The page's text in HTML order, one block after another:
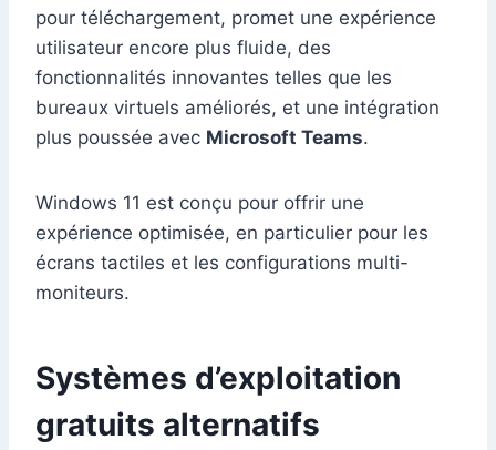
pour téléchargement, promet une expérience
utilisateur encore plus fluide, des
fonctionnalités innovantes telles que les
bureaux virtuels améliorés, et une intégration
plus poussée avec Microsoft Teams.
Windows 11 est conçu pour offrir une
expérience optimisée, en particulier pour les
écrans tactiles et les configurations multi-
moniteurs.
Systèmes d’exploitation
gratuits alternatifs